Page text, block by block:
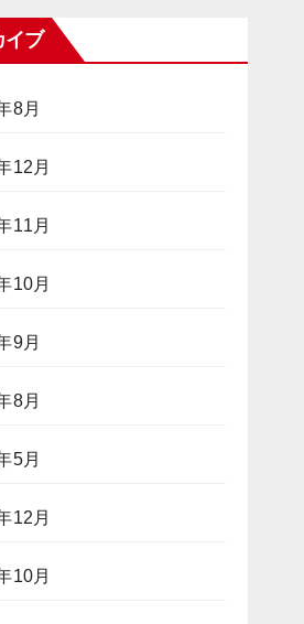
イブ
8月
12月
11月
10月
9月
8月
5月
12月
10月